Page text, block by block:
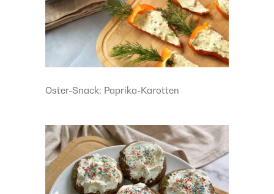
Oster-Snack: Paprika-Karotten